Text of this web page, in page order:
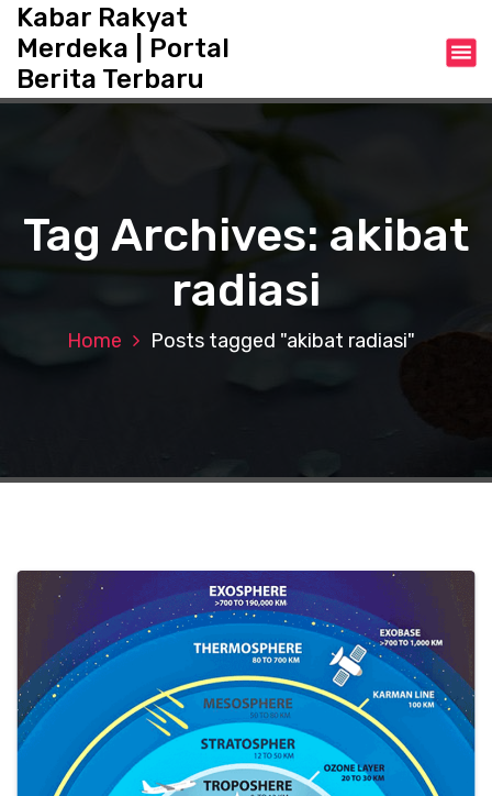
t
Kabar Rakyat
Merdeka | Portal
Berita Terbaru
Tag Archives: akibat
radiasi
Home Posts tagged "akibat radiasi"